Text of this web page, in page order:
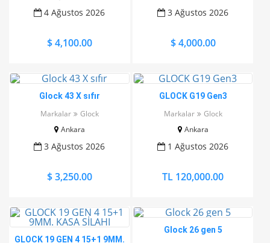
4 Ağustos 2026
$ 4,100.00
3 Ağustos 2026
$ 4,000.00
Glock 43 X sıfır
Markalar
Glock
Ankara
3 Ağustos 2026
$ 3,250.00
GLOCK G19 Gen3
Markalar
Glock
Ankara
1 Ağustos 2026
TL 120,000.00
GLOCK 19 GEN 4 15+1 9MM.
Glock 26 gen 5